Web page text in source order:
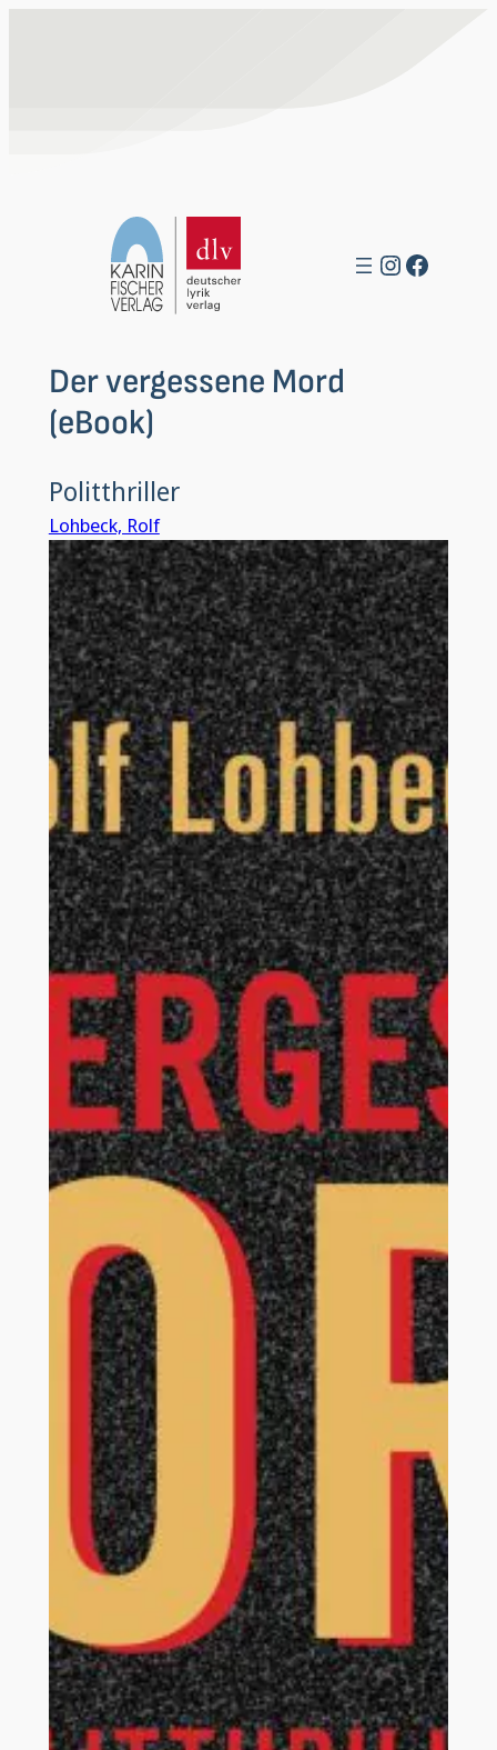
Der vergessene Mord
(eBook)
Politthriller
Lohbeck, Rolf